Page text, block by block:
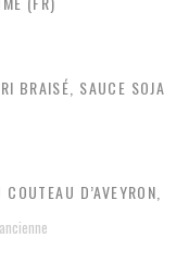
BRAISÉ, SAUCE SOJA
D’AVEYRON,